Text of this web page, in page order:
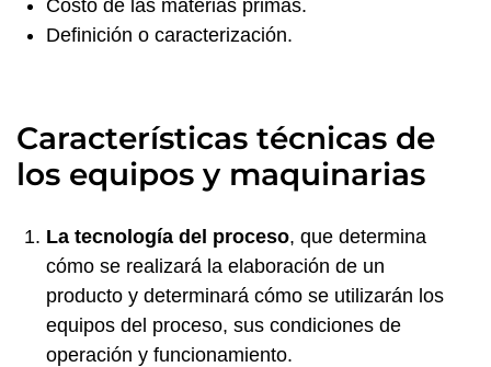
Costo de las materias primas.
Definición o caracterización.
Características técnicas de
los equipos y maquinarias
La tecnología del proceso, que determina
cómo se realizará la elaboración de un
producto y determinará cómo se utilizarán los
equipos del proceso, sus condiciones de
operación y funcionamiento.